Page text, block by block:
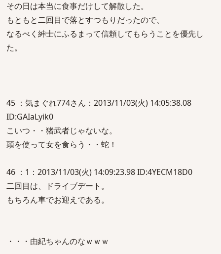
その日は本当に食事だけして解散した。
もともと二回目で落とすつもりだったので、
なるべく紳士にふるまって信頼してもらうことを優先し
た。
45 ：気まぐれ774さん：2013/11/03(火) 14:05:38.08
ID:GAIaLyik0
こいつ・・猪武者じゃないな。
頭を使って女を食らう・・蛇！
46 ：1：2013/11/03(火) 14:09:23.98 ID:4YECM18D0
二回目は、ドライブデート。
もちろん車でお迎えである。
・・・由紀ちゃんのなｗｗｗ